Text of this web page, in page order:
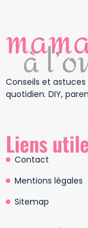
Conseils et
quotidien. DIY,
Liens
Contact
Mentions légales
Sitemap